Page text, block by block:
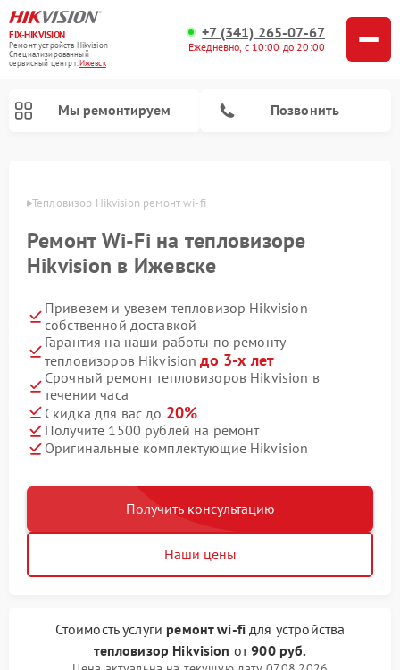
FIX-HIKVISION
Ремонт устройств Hikvision
Специализированный
cервисный центр г.Ижевск
+7 (341) 265-07-67
Ежедневно, с 10:00 до 20:00
Мы ремонтируем Позвонить
Тепловизор Hikvision ремонт wi-fi
Ремонт Wi-Fi на тепловизоре
Hikvision в Ижевске
Привезем и увезем тепловизор Hikvision
собственной доставкой
Гарантия на наши работы по ремонту
тепловизоров Hikvisionдо 3-х лет
Срочный ремонт тепловизоров Hikvision в
течении часа
Скидка для вас до 20%
Получите 1500 рублей на ремонт
Оригинальные комплектующие Hikvision
Получить консультацию
Наши цены
Стоимость услуги ремонт wi-fi для устройства
тепловизор Hikvision от900 руб.